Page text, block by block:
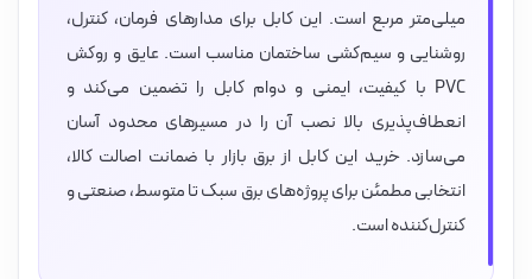
میلی‌متر مربع است. این کابل برای مدارهای فرمان، کنترل،
روشنایی و سیم‌کشی ساختمان مناسب است. عایق و روکش
PVC با کیفیت، ایمنی و دوام کابل را تضمین می‌کند و
انعطاف‌پذیری بالا نصب آن را در مسیرهای محدود آسان
می‌سازد. خرید این کابل از برق بازار با ضمانت اصالت کالا،
انتخابی مطمئن برای پروژه‌های برق سبک تا متوسط، صنعتی و
کنترل‌کننده است.